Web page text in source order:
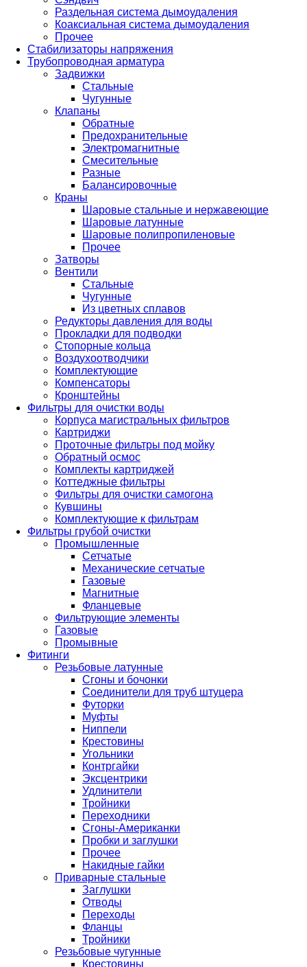
Раздельная система дымоудаления
Коаксиальная система дымоудаления
Прочее
Стабилизаторы напряжения
Трубопроводная арматура
Задвижки
Стальные
Чугунные
Клапаны
Обратные
Предохранительные
Электромагнитные
Смесительные
Разные
Балансировочные
Краны
Шаровые стальные и нержавеющие
Шаровые латунные
Шаровые полипропиленовые
Прочее
Затворы
Вентили
Стальные
Чугунные
Из цветных сплавов
Редукторы давления для воды
Прокладки для подводки
Стопорные кольца
Воздухоотводчики
Комплектующие
Компенсаторы
Кронштейны
Фильтры для очистки воды
Корпуса магистральных фильтров
Картриджи
Проточные фильтры под мойку
Обратный осмос
Комплекты картриджей
Коттеджные фильтры
Фильтры для очистки самогона
Кувшины
Комплектующие к фильтрам
Фильтры грубой очистки
Промышленные
Сетчатые
Механические сетчатые
Газовые
Магнитные
Фланцевые
Фильтрующие элементы
Газовые
Промывные
Фитинги
Резьбовые латунные
Сгоны и бочонки
Соединители для труб штуцера
Футорки
Муфты
Ниппели
Крестовины
Угольники
Контргайки
Эксцентрики
Удлинители
Тройники
Переходники
Сгоны-Американки
Пробки и заглушки
Прочее
Накидные гайки
Приварные стальные
Заглушки
Отводы
Переходы
Фланцы
Тройники
Резьбовые чугунные
Крестовины